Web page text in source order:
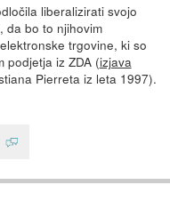
liberalizirati svojo
da bo to njihovim
trgovine, ki so
podjetja iz ZDA (izjava
Pierreta iz leta 1997).